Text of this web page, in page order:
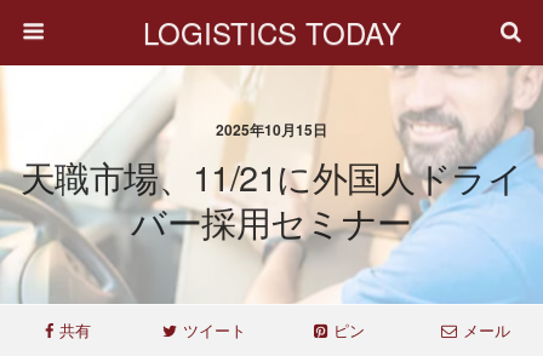
LOGISTICS TODAY
2025年10月15日
天職市場、11/21に外国人ドライ
バー採用セミナー
共有 ツイート ピン メール